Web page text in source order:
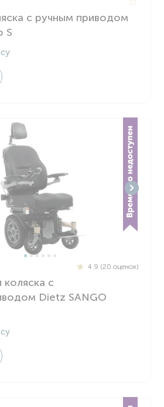
с ручным приводом
S
4.9 (20 оценок)
коляска с
Dietz SANGO